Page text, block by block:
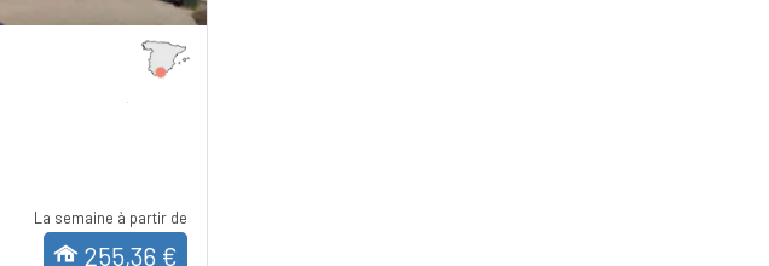
La semaine à partir de
255,36 €